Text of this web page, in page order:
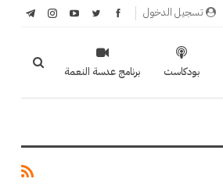
تسجيل الدخول
بودكاست برنامج عدسة النعمة